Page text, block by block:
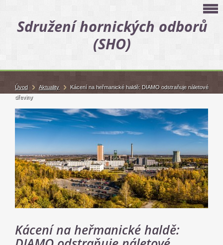
Sdružení hornických odborů
(SHO)
Kácení na heřmanické haldě:
Úvod Aktuality
Kácení na heřmanické haldě: DIAMO odstraňuje náletové
dřeviny